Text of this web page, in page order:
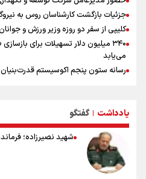
جزئیات بازگشت کارشناسان روس به
کلیپی از سفر دو روزه وزیر ورزش و
۳۴۰ میلیون دلار تسهیلات برای
می‌یابد
رسانه ستون پنجم اکوسیستم قدرت‌بنیان
شوک بزرگ برای لیونل مسی!
سخنگوی سپاه: بازگشایی تنگۀ هرمز
آمریکاست و ارتباطی به مذاکرات ایران و
علت نامگذاری ۱۷ مرداد به عنوان روز خبرنگار چیست؟
ورود مواد آلاینده به منابع آب از
یادداشت | گفتگو
شهید نصیرزاده؛